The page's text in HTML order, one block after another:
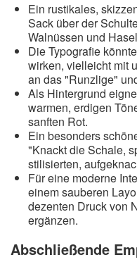
Ein rustikales,
Sack über der
Walnüssen und
Die Typografie
wirken, vielleicht mit
an das "Runzlige"
Als Hintergrund
warmen, erdigen
sanften Rot.
Ein besonders
"Knackt die Schale,
stilisierten,
Für eine moderne
einem sauberen
dezenten Druck von
ergänzen.
Abschließende